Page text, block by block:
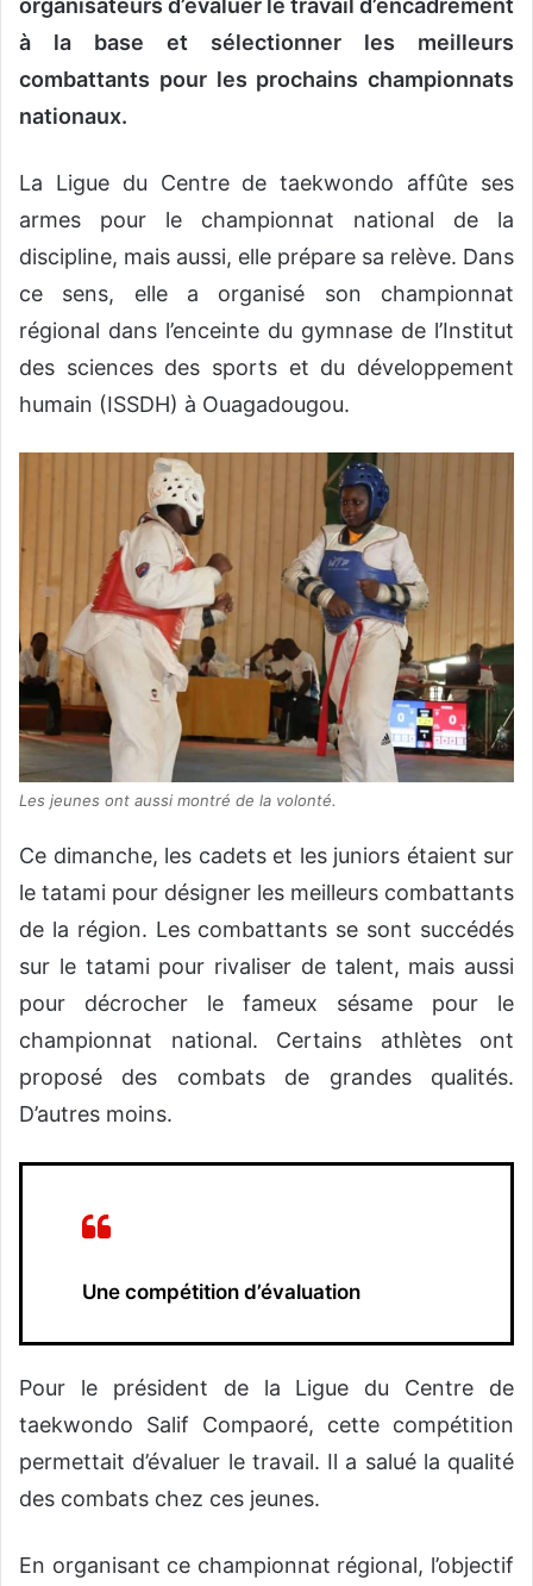
organisateurs d’évaluer le travail d’encadrement
à la base et sélectionner les meilleurs
combattants pour les prochains championnats
nationaux.
La Ligue du Centre de taekwondo affûte ses
armes pour le championnat national de la
discipline, mais aussi, elle prépare sa relève. Dans
ce sens, elle a organisé son championnat
régional dans l’enceinte du gymnase de l’Institut
des sciences des sports et du développement
humain (ISSDH) à Ouagadougou.
Les jeunes ont aussi montré de la volonté.
Ce dimanche, les cadets et les juniors étaient sur
le tatami pour désigner les meilleurs combattants
de la région. Les combattants se sont succédés
sur le tatami pour rivaliser de talent, mais aussi
pour décrocher le fameux sésame pour le
championnat national. Certains athlètes ont
proposé des combats de grandes qualités.
D’autres moins.
Une compétition d’évaluation
Pour le président de la Ligue du Centre de
taekwondo Salif Compaoré, cette compétition
permettait d’évaluer le travail. Il a salué la qualité
des combats chez ces jeunes.
En organisant ce championnat régional, l’objectif